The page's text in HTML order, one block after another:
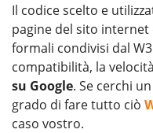
Il codice scelto e
pagine del sito
formali condivisi dal
compatibilità, la
su Google. Se cerchi
grado di fare tutto ciò
caso vostro.